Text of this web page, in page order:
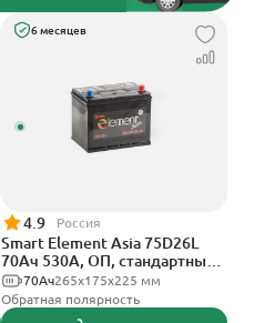
6 месяцев
4.9 Россия
Smart Element Asia 75D26L
70Ач 530А, ОП, стандартные
клеммы265x175x225 мм
70Ач
Обратная полярность